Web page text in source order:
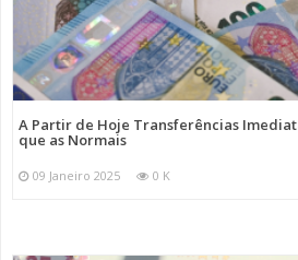
A Partir de Hoje Transferências
que as Normais
09 Janeiro 2025 0 K